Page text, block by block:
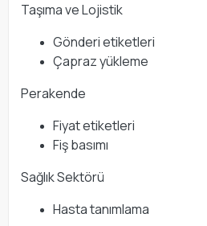
Taşıma ve Lojistik
Gönderi etiketleri
Çapraz yükleme
Perakende
Fiyat etiketleri
Fiş basımı
Sağlık Sektörü
Hasta tanımlama